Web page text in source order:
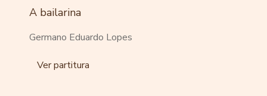
A bailarina
Germano Eduardo Lopes
Ver partitura